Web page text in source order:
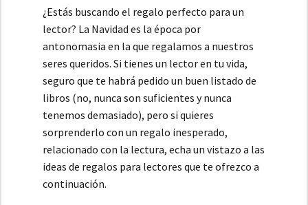
¿Estás buscando el regalo perfecto para un
lector? La Navidad es la época por
antonomasia en la que regalamos a nuestros
seres queridos. Si tienes un lector en tu vida,
seguro que te habrá pedido un buen listado de
libros (no, nunca son suficientes y nunca
tenemos demasiado), pero si quieres
sorprenderlo con un regalo inesperado,
relacionado con la lectura, echa un vistazo a las
ideas de regalos para lectores que te ofrezco a
continuación.